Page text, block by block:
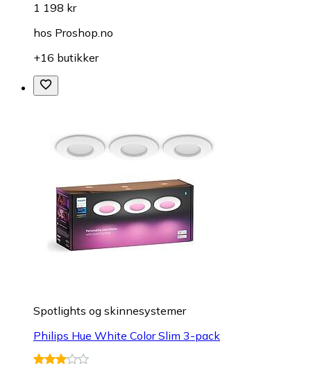
1 198 kr
hos Proshop.no
+16 butikker
Spotlights og skinnesystemer
Philips Hue White Color Slim 3-pack